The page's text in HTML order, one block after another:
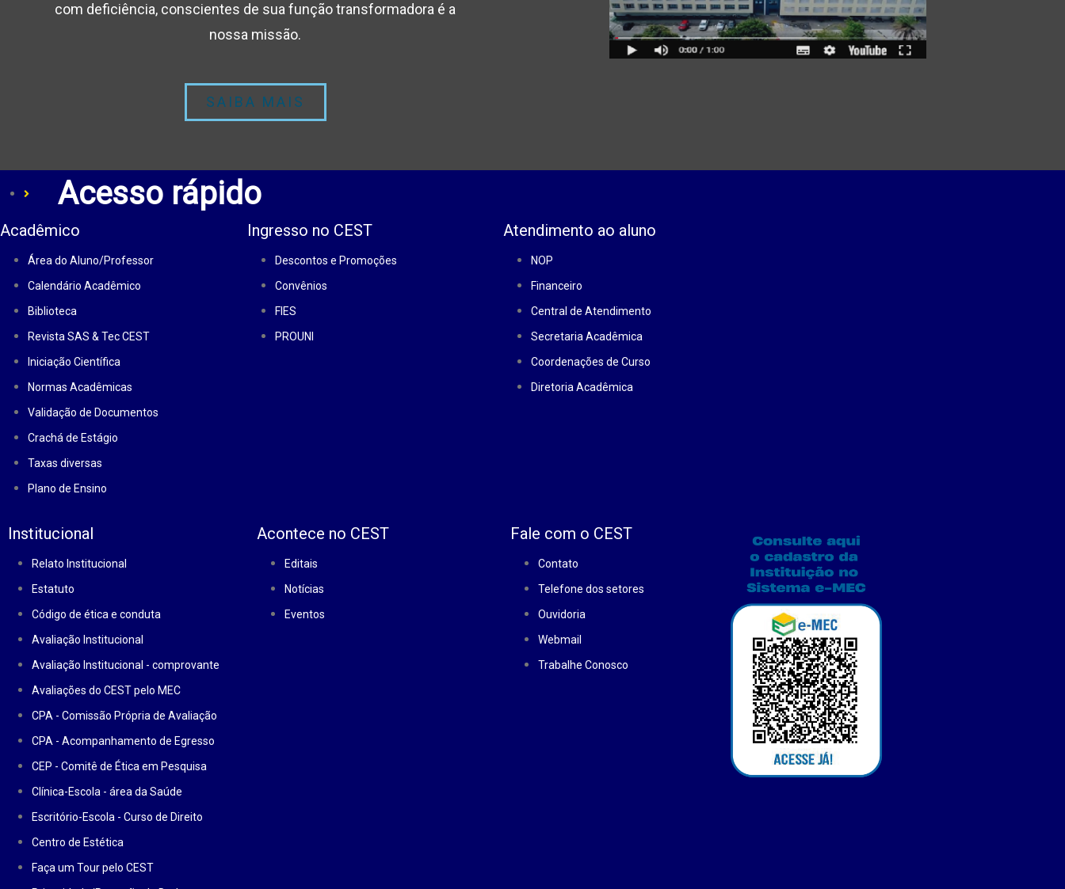
com deficiência, conscientes de sua função transformadora é a
nossa missão.
SAIBA MAIS
Acesso rápido
Acadêmico
Área do Aluno/Professor
Calendário Acadêmico
Biblioteca
Revista SAS & Tec CEST
Iniciação Científica
Normas Acadêmicas
Validação de Documentos
Crachá de Estágio
Taxas diversas
Plano de Ensino
Ingresso no CEST
Descontos e Promoções
Convênios
FIES
PROUNI
Atendimento ao aluno
NOP
Financeiro
Central de Atendimento
Secretaria Acadêmica
Coordenações de Curso
Diretoria Acadêmica
Institucional
Relato Institucional
Estatuto
Código de ética e conduta
Avaliação Institucional
Avaliação Institucional - comprovante
Avaliações do CEST pelo MEC
CPA - Comissão Própria de Avaliação
CPA - Acompanhamento de Egresso
CEP - Comitê de Ética em Pesquisa
Clínica-Escola - área da Saúde
Escritório-Escola - Curso de Direito
Centro de Estética
Faça um Tour pelo CEST
Acontece no CEST
Editais
Notícias
Eventos
Fale com o CEST
Contato
Telefone dos setores
Ouvidoria
Webmail
Trabalhe Conosco